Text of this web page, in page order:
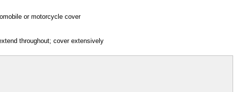
or motorcycle cover
throughout; cover extensively